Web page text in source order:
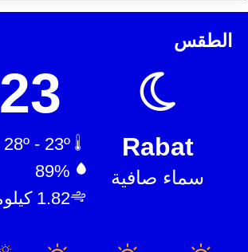
الطقس
Rabat
سماء صافية
23
89%
1.82 كيلومتر/ساعة